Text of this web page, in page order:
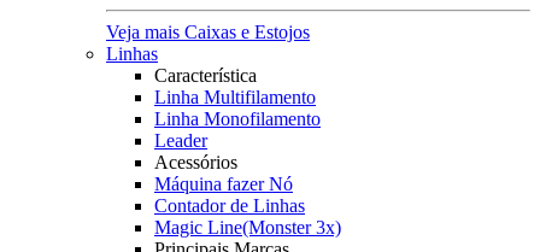
Veja mais Caixas e Estojos
Linhas
Característica
Linha Multifilamento
Linha Monofilamento
Leader
Acessórios
Máquina fazer Nó
Contador de Linhas
Magic Line(Monster 3x)